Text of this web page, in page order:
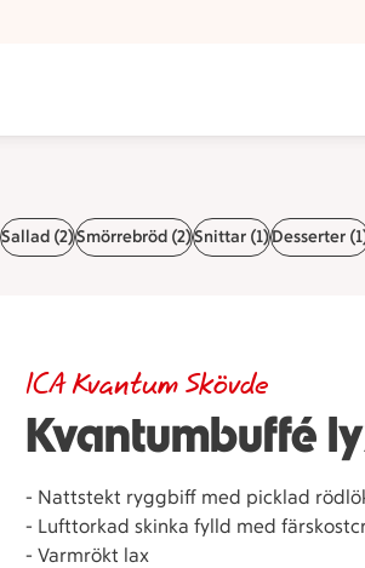
Sallad (2)Smörrebröd (2)Snittar (1)Desserter
Kvantumbuffé
ICA Kvantum Skövde
- Nattstekt ryggbiff med picklad
- Lufttorkad skinka fylld med
- Varmrökt lax